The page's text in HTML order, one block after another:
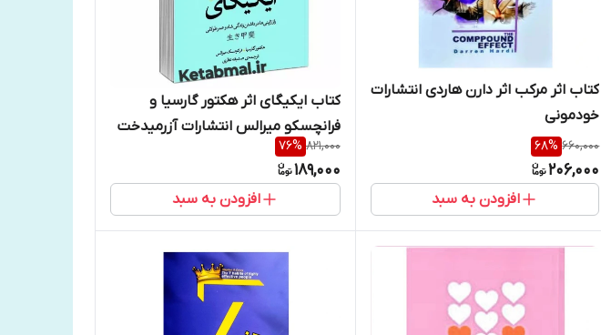
کتاب اثر مرکب اثر دارن هاردی انتشارات
خودمونی
660,000
68%
206,000
افزودن به سبد
کتاب ایکیگای اثر هکتور گارسیا و
فرانچسکو میرالس انتشارات آزرمیدخت
821,000
76%
189,000
افزودن به سبد